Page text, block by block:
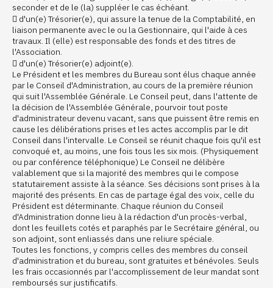
seconder et de le (la) suppléer le cas échéant.
 d'un(e) Trésorier(e), qui assure la tenue de la Comptabilité, en
liaison permanente avec le ou la Gestionnaire, qui l'aide à ces
travaux. Il (elle) est responsable des fonds et des titres de
l'Association.
 d'un(e) Trésorier(e) adjoint(e).
Le Président et les membres du Bureau sont élus chaque année
par le Conseil d'Administration, au cours de la première réunion
qui suit l'Assemblée Générale. Le Conseil peut, dans l'attente de
la décision de l'Assemblée Générale, pourvoir tout poste
d'administrateur devenu vacant, sans que puissent être remis en
cause les délibérations prises et les actes accomplis par le dit
Conseil dans l'intervalle. Le Conseil se réunit chaque fois qu'il est
convoqué et, au moins, une fois tous les six mois. (Physiquement
ou par conférence téléphonique) Le Conseil ne délibère
valablement que si la majorité des membres qui le compose
statutairement assiste à la séance. Ses décisions sont prises à la
majorité des présents. En cas de partage égal des voix, celle du
Président est déterminante. Chaque réunion du Conseil
d'Administration donne lieu à la rédaction d'un procès-verbal,
dont les feuillets cotés et paraphés par le Secrétaire général, ou
son adjoint, sont enliassés dans une reliure spéciale.
Toutes les fonctions, y compris celles des membres du conseil
d'administration et du bureau, sont gratuites et bénévoles. Seuls
les frais occasionnés par l'accomplissement de leur mandat sont
remboursés sur justificatifs.